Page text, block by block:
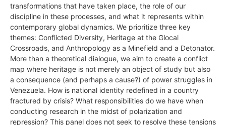
transformations that have taken place, the role of our
discipline in these processes, and what it represents within
contemporary global dynamics. We prioritize three key
themes: Conflicted Diversity, Heritage at the Glocal
Crossroads, and Anthropology as a Minefield and a Detonator.
More than a theoretical dialogue, we aim to create a conflict
map where heritage is not merely an object of study but also
a consequence (and perhaps a cause?) of power struggles in
Venezuela. How is national identity redefined in a country
fractured by crisis? What responsibilities do we have when
conducting research in the midst of polarization and
repression? This panel does not seek to resolve these tensions